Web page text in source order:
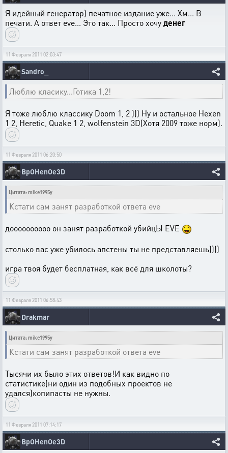
Я идейный генератор) печатное издание уже... Хм... В
печати. А ответ eve... Это так... Просто хочуденег
11 Февраля 2011 02:03:47
Sandro_
Люблю класику...Готика 1,2!
Я тоже люблю классику Doom 1, 2 ))) Ну и остальное Hexen
1 2, Heretic, Quake 1 2, wolfenstein 3D(Хотя 2009 тоже норм).
11 Февраля 2011 06:20:50
BpOHenOe3D
Цитата: mike1995y
Кстати сам занят разработкой ответа eve
доооооооооо он занят разработкой убийцЫ EVE
столько вас уже убилось апстены ты не представляешь))))
игра твоя будет бесплатная, как всё для школоты?
11 Февраля 2011 06:58:43
Drakmar
Цитата: mike1995y
Кстати сам занят разработкой ответа eve
Тысячи их было этих ответов!И как видно по
статистике(ни один из подобных проектов не
удался)копипасты не нужны.
11 Февраля 2011 07:14:17
BpOHenOe3D